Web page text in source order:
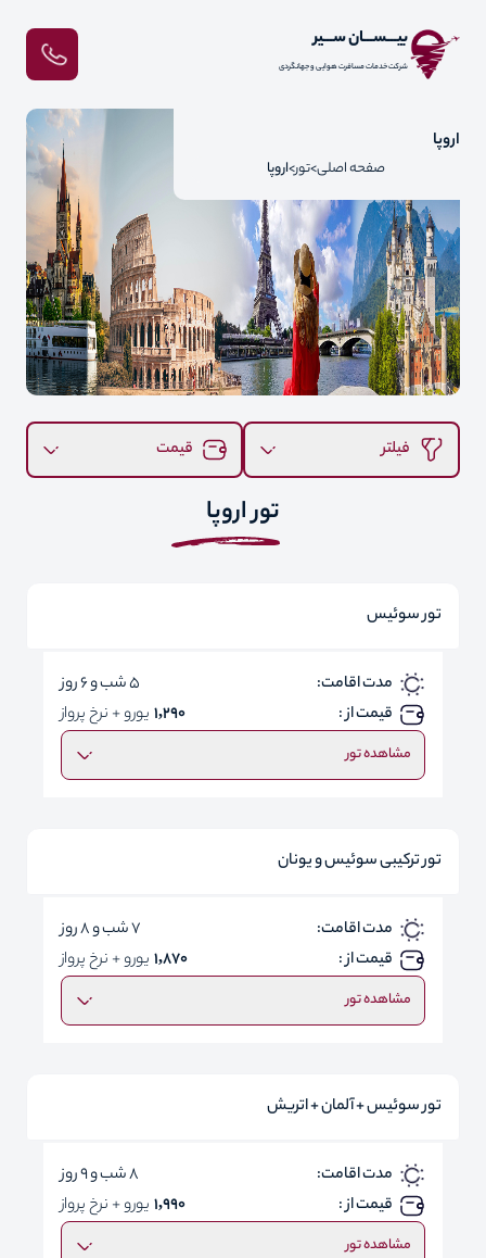
بیـــســـان ســـیر
شرکت خدمات مسافرت هوایی و جهانگردی
اروپا
صفحه اصلی تور اروپا
فیلتر قیمت
تور اروپا
تور سوئیس
مدت اقامت:
5 شب و 6 روز
قیمت از :
1,290 یورو + نرخ پرواز
مشاهده تور
تور ترکیبی سوئیس و یونان
مدت اقامت:
7 شب و 8 روز
قیمت از :
1,870 یورو + نرخ پرواز
مشاهده تور
تور سوئیس + آلمان + اتریش
مدت اقامت:
8 شب و 9 روز
قیمت از :
1,990 یورو + نرخ پرواز
مشاهده تور